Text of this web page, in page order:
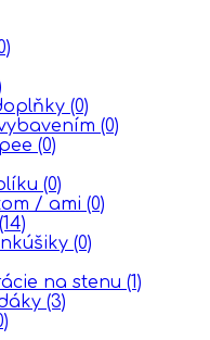
(0)
(0)
(0)
(0)
/ ami (0)
(14)
(0)
na stenu (1)
(3)